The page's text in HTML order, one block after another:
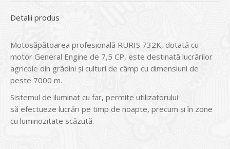
Detalii produs
Motosăpătoarea profesională RURIS 732K, dotată cu
motor General Engine de 7,5 CP, este destinată lucrărilor
agricole din grădini şi culturi de câmp cu dimensiuni de
peste 7000 m.
Sistemul de iluminat cu far, permite utilizatorului
să efectueze lucrări pe timp de noapte, precum și în zone
cu luminozitate scăzută.